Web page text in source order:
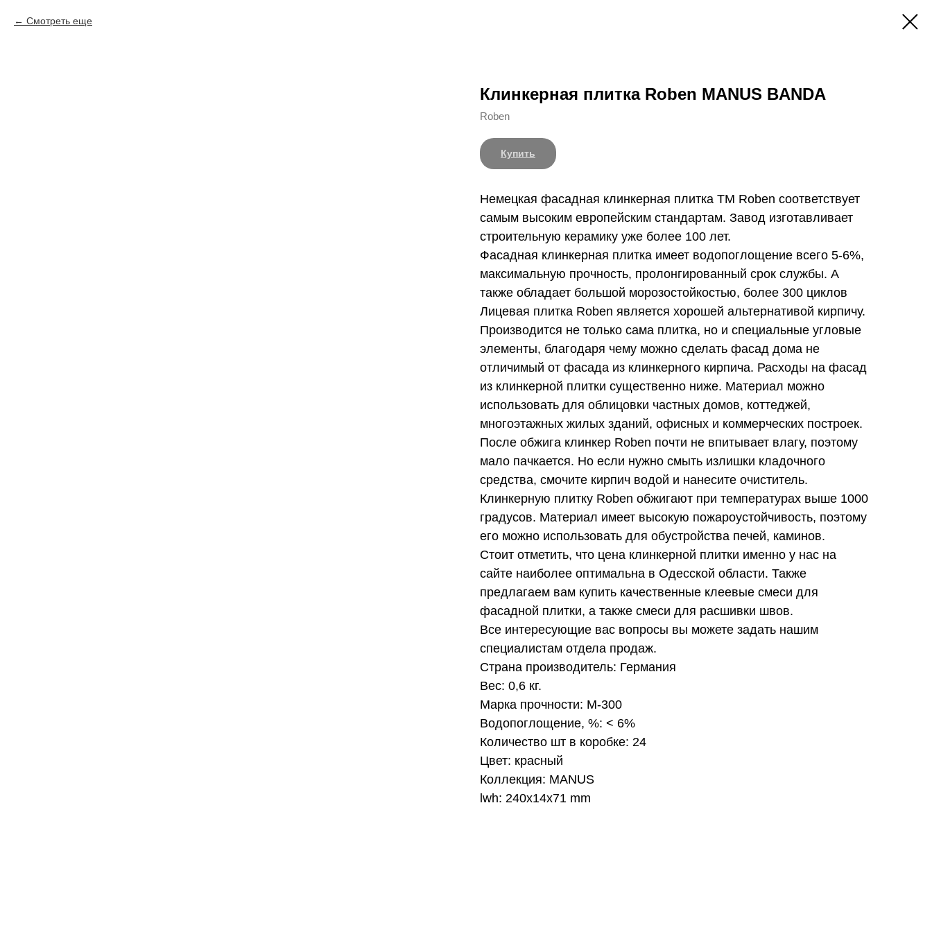
Смотреть еще
Клинкерная плитка Roben MANUS BANDA
Roben
Купить
Немецкая фасадная клинкерная плитка ТМ Roben соответствует
самым высоким европейским стандартам. Завод изготавливает
строительную керамику уже более 100 лет.
Фасадная клинкерная плитка имеет водопоглощение всего 5-6%,
максимальную прочность, пролонгированный срок службы. А
также обладает большой морозостойкостью, более 300 циклов
Лицевая плитка Roben является хорошей альтернативой кирпичу.
Производится не только сама плитка, но и специальные угловые
элементы, благодаря чему можно сделать фасад дома не
отличимый от фасада из клинкерного кирпича. Расходы на фасад
из клинкерной плитки существенно ниже. Материал можно
использовать для облицовки частных домов, коттеджей,
многоэтажных жилых зданий, офисных и коммерческих построек.
После обжига клинкер Roben почти не впитывает влагу, поэтому
мало пачкается. Но если нужно смыть излишки кладочного
средства, смочите кирпич водой и нанесите очиститель.
Клинкерную плитку Roben обжигают при температурах выше 1000
градусов. Материал имеет высокую пожароустойчивость, поэтому
его можно использовать для обустройства печей, каминов.
Стоит отметить, что цена клинкерной плитки именно у нас на
сайте наиболее оптимальна в Одесской области. Также
предлагаем вам купить качественные клеевые смеси для
фасадной плитки, а также смеси для расшивки швов.
Все интересующие вас вопросы вы можете задать нашим
специалистам отдела продаж.
Страна производитель: Германия
Вес: 0,6 кг.
Марка прочности: М-300
Водопоглощение, %: < 6%
Количество шт в коробке: 24
Цвет: красный
Коллекция: MANUS
lwh: 240x14x71 mm